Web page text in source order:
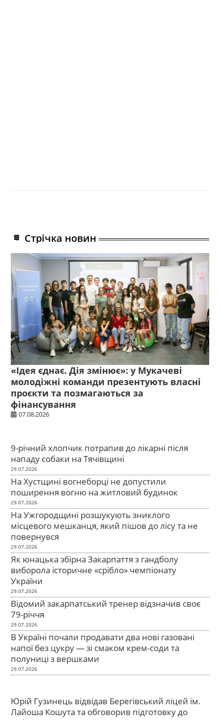
Стрічка новин
«Ідея єднає. Дія змінює»: у Мукачеві
молодіжні команди презентують власні
проєкти та позмагаються за
фінансування
07.08.2026
9-річний хлопчик потрапив до лікарні після
нападу собаки на Тячівщині
29.07.2026
На Хустщині вогнеборці не допустили
поширення вогню на житловий будинок
29.07.2026
На Ужгородщині розшукують зниклого
місцевого мешканця, який пішов до лісу та не
повернувся
29.07.2026
Як юнацька збірна Закарпаття з гандболу
виборола історичне «срібло» чемпіонату
України
29.07.2026
Відомий закарпатський тренер відзначив своє
79-річчя
29.07.2026
В Україні почали продавати два нові газовані
напої без цукру — зі смаком крем-соди та
полуниці з вершками
29.07.2026
Юрій Гузинець відвідав Берегівський ліцей ім.
Лайоша Кошута та обговорив підготовку до